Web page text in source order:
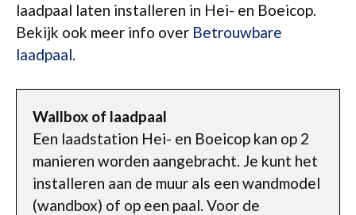
laadpaal laten installeren in Hei- en Boeicop.
Bekijk ook meer info over Betrouwbare
laadpaal.
Wallbox of laadpaal
Een laadstation Hei- en Boeicop kan op 2
manieren worden aangebracht. Je kunt het
installeren aan de muur als een wandmodel
(wandbox) of op een paal. Voor de